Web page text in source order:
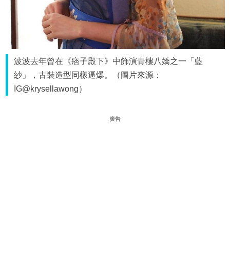
波波去年曾在《痞子殿下》中飾演青樓八嬌之一「藍
紗」，古裝造型同樣逼爆。（圖片來源：
IG@krysellawong）
廣告